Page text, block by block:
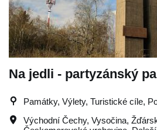
Na jedli - partyzánský
Památky, Výlety, Turistické cíle,
Východní Čechy, Vysočina,